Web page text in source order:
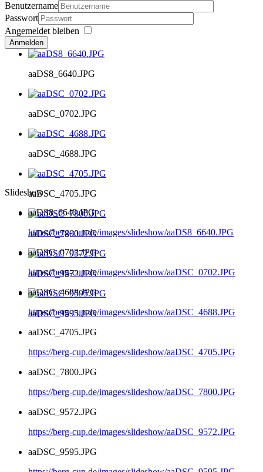
Benutzername
Passwort
Angemeldet bleiben
Anmelden
aaDS8_6640.JPG
aaDSC_0702.JPG
aaDSC_4688.JPG
aaDSC_4705.JPG
aaDSC_7800.JPG
aaDSC_9572.JPG
aaDSC_9595.JPG
Slideshow
aaDS8_6640.JPG
https://berg-cup.de/images/slideshow/aaDS8_6640.JPG
aaDSC_0702.JPG
https://berg-cup.de/images/slideshow/aaDSC_0702.JPG
aaDSC_4688.JPG
https://berg-cup.de/images/slideshow/aaDSC_4688.JPG
aaDSC_4705.JPG
https://berg-cup.de/images/slideshow/aaDSC_4705.JPG
aaDSC_7800.JPG
https://berg-cup.de/images/slideshow/aaDSC_7800.JPG
aaDSC_9572.JPG
https://berg-cup.de/images/slideshow/aaDSC_9572.JPG
aaDSC_9595.JPG